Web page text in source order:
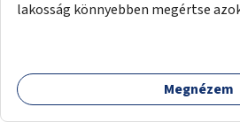
lakosság könnyebben megértse
Megnézem